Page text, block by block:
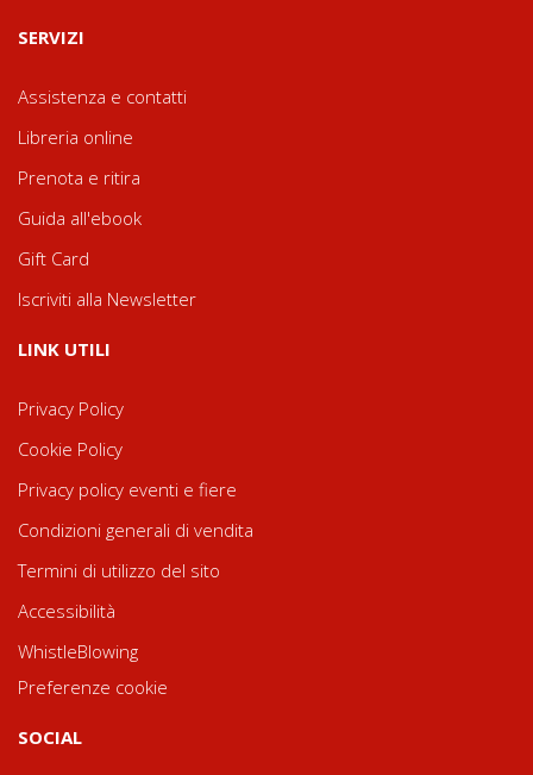
SERVIZI
Assistenza e contatti
Libreria online
Prenota e ritira
Guida all'ebook
Gift Card
Iscriviti alla Newsletter
LINK UTILI
Privacy Policy
Cookie Policy
Privacy policy eventi e fiere
Condizioni generali di vendita
Termini di utilizzo del sito
Accessibilità
WhistleBlowing
Preferenze cookie
SOCIAL